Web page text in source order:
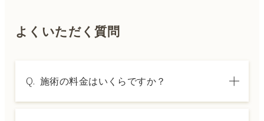
よくいただく質問
Q. 施術の料金はいくらですか？